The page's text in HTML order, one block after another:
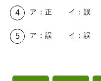
ア：正 イ：誤
ア：誤 イ：誤